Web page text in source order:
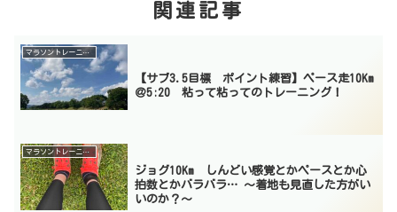
関連記事
マラソントレーニング
【サブ3.5目標 ポイント練習】ペース走10Km
＠5:20 粘って粘ってのトレーニング！
マラソントレーニング
ジョグ10Km しんどい感覚とかペースとか心
拍数とかバラバラ… 〜着地も見直した方がい
いのか？〜